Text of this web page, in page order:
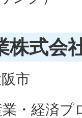
株式会
市
・経済プ